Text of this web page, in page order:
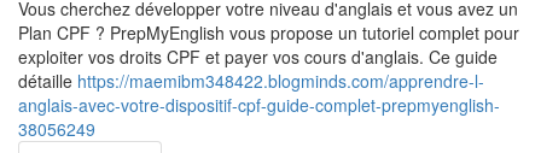
Vous cherchez développer votre niveau d'anglais et vous avez un
Plan CPF ? PrepMyEnglish vous propose un tutoriel complet pour
exploiter vos droits CPF et payer vos cours d'anglais. Ce guide
détaille https://maemibm348422.blogminds.com/apprendre-l-
anglais-avec-votre-dispositif-cpf-guide-complet-prepmyenglish-
38056249